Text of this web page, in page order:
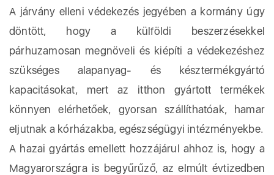
A járvány elleni védekezés jegyében a kormány úgy
döntött, hogy a külföldi beszerzésekkel
párhuzamosan megnöveli és kiépíti a védekezéshez
szükséges alapanyag- és késztermékgyártó
kapacitásokat, mert az itthon gyártott termékek
könnyen elérhetőek, gyorsan szállíthatóak, hamar
eljutnak a kórházakba, egészségügyi intézményekbe.
A hazai gyártás emellett hozzájárul ahhoz is, hogy a
Magyarországra is begyűrűző, az elmúlt évtizedben